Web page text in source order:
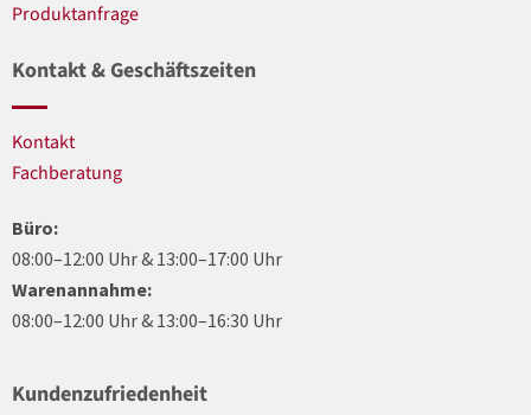
Produktanfrage
Kontakt & Geschäftszeiten
Kontakt
Fachberatung
Büro:
08:00–12:00 Uhr & 13:00–17:00 Uhr
Warenannahme:
08:00–12:00 Uhr & 13:00–16:30 Uhr
Kundenzufriedenheit